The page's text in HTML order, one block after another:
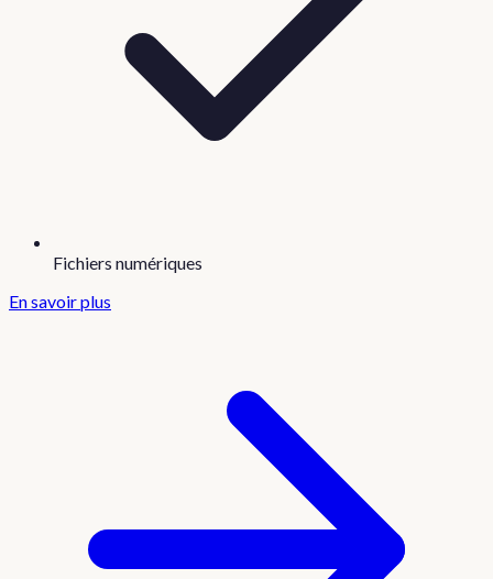
Fichiers numériques
En savoir plus